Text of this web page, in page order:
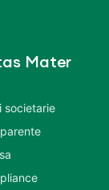
Mater
societarie